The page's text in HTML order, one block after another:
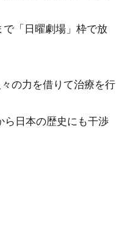
「日曜劇場」枠で放
の力を借りて治療を行
ら日本の歴史にも干渉